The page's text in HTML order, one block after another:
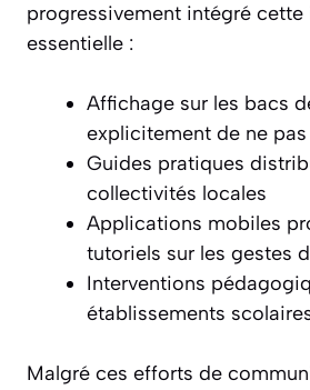
progressivement intégré
essentielle :
Affichage sur les bacs
explicitement de ne
Guides pratiques
collectivités locales
Applications mobiles
tutoriels sur les gestes
Interventions
établissements
Malgré ces efforts de